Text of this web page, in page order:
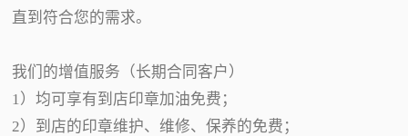
直到符合您的需求。
我们的增值服务（长期合同客户）
1）均可享有到店印章加油免费；
2）到店的印章维护、维修、保养的免费；